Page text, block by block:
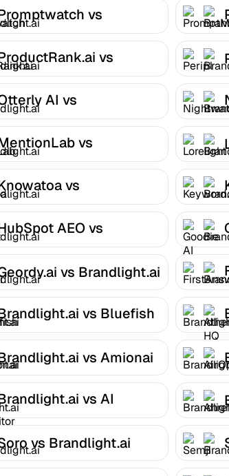
vs
vs
AI vs
vs
vs
AEO vs
vs Brandlight.ai
vs Bluefish
vs Amionai
vs AI
vs Brandlight.ai